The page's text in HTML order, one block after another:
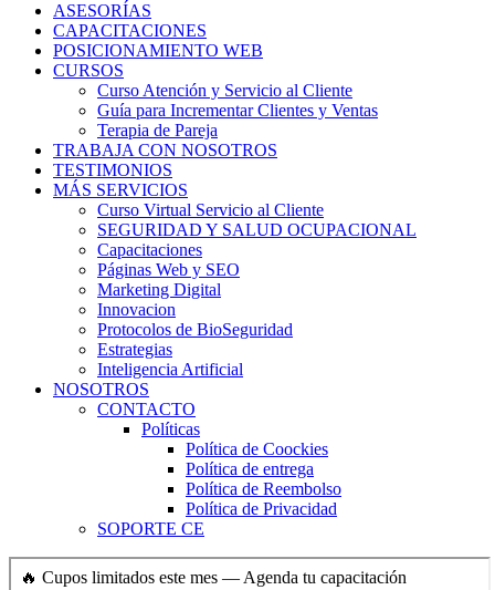
ASESORÍAS
CAPACITACIONES
POSICIONAMIENTO WEB
CURSOS
Curso Atención y Servicio al Cliente
Guía para Incrementar Clientes y Ventas
Terapia de Pareja
TRABAJA CON NOSOTROS
TESTIMONIOS
MÁS SERVICIOS
Curso Virtual Servicio al Cliente
SEGURIDAD Y SALUD OCUPACIONAL
Capacitaciones
Páginas Web y SEO
Marketing Digital
Innovacion
Protocolos de BioSeguridad
Estrategias
Inteligencia Artificial
NOSOTROS
CONTACTO
Políticas
Política de Coockies
Política de entrega
Política de Reembolso
Política de Privacidad
SOPORTE CE